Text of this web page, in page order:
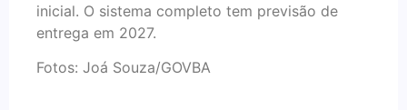
inicial. O sistema completo tem previsão de
entrega em 2027.
Fotos: Joá Souza/GOVBA